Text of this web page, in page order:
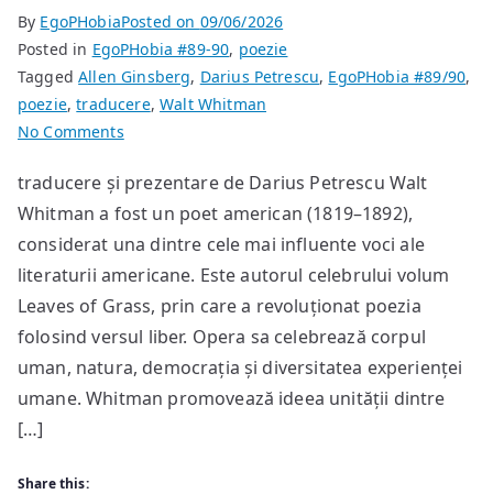
By EgoPHobiaPosted on 09/06/2026
Posted in EgoPHobia #89-90, poezie
TaggedAllen Ginsberg, Darius Petrescu, EgoPHobia #89/90,
poezie,traducere,Walt Whitman
No Commentson
de
Allen
Ginsberg
traducere și prezentare de Darius Petrescu Walt
Whitman a fost un poet american (1819–1892),
considerat una dintre cele mai influente voci ale
literaturii americane. Este autorul celebrului volum
Leaves of Grass, prin care a revoluționat poezia
folosind versul liber. Opera sa celebrează corpul
uman, natura, democrația și diversitatea experienței
umane. Whitman promovează ideea unității dintre
[…]
Share this: